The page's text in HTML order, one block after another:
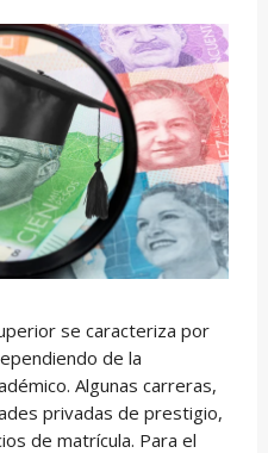
se caracteriza por
de la
Algunas carreras,
privadas de prestigio,
de matrícula. Para el